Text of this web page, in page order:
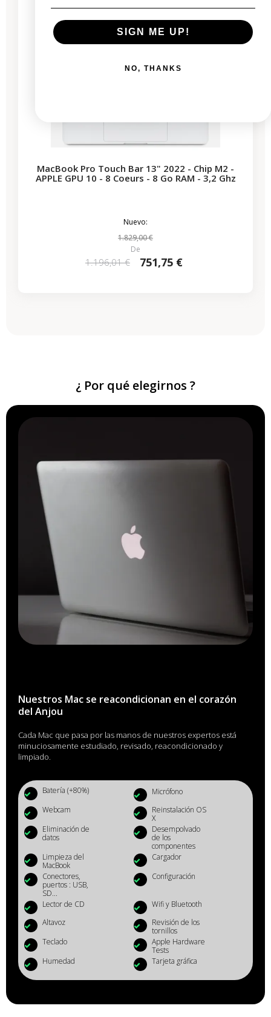
MacBook Pro Touch Bar 13" 2022 - Chip M2 -
APPLE GPU 10 - 8 Coeurs - 8 Go RAM - 3,2 Ghz
Nuevo:
1.829,00 €
De
1.196,01 € 751,75 €
¿ Por qué elegirnos ?
Nuestros Mac se reacondicionan en el corazón
del Anjou
Cada Mac que pasa por las manos de nuestros expertos está
minuciosamente estudiado, revisado, reacondicionado y
limpiado.
Batería (+80%)
Micrófono
Webcam
Reinstalación OS
X
Eliminación de
datos
Desempolvado
de los
componentes
Limpieza del
MacBook
Cargador
Conectores,
puertos : USB,
SD...
Configuración
Lector de CD
Wifi y Bluetooth
Altavoz
Revisión de los
tornillos
Teclado
Apple Hardware
Tests
Humedad
Tarjeta gráfica
SIGN ME UP!
NO, THANKS